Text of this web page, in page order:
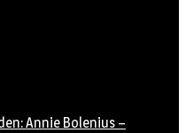
Annie Bolenius –